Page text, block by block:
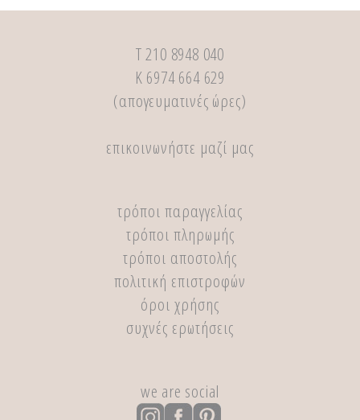
Τ 210 8948 040
Κ 6974 664 629
(απογευματινές ώρες)
επικοινωνήστε μαζί μας
τρόποι παραγγελίας
τρόποι πληρωμής
τρόποι αποστολής
πολιτική επιστροφών
όροι χρήσης
συχνές ερωτήσεις
we are social